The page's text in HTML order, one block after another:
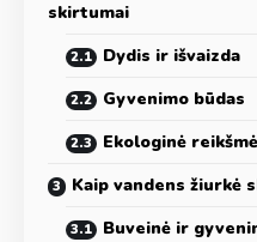
skirtumai
Dydis ir išvaizda
Gyvenimo būdas
Ekologinė reikšmė
Kaip vandens žiurkė
Buveinė ir